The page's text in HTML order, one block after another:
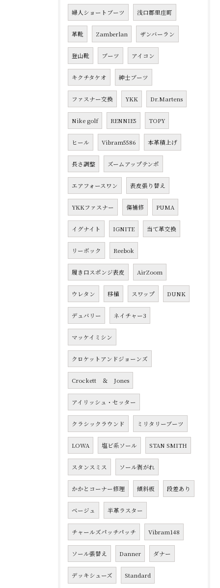
婦人ショートブーツ 浅口郡里庄町
革靴 Zamberlan ザンバーラン
登山靴 ブーツ アイコン
キクチタケオ 紳士ブーツ
ファスナー交換 YKK Dr.Martens
Nike golf RENNIE5 TOPY
ヒール Vibram5586 本革積上げ
長さ調整 ズームアップテンポ
エアフォースワン 表皮張り替え
YKKファスナー 傷補修 PUMA
イグナイト IGNITE 当て革交換
リーボック Reebok
履き口スポンジ表皮 AirZoom
ウレタン 移植 スワップ DUNK
デュバリー ネイチャー3
マッケイミシン
クロケットアンドジョーンズ
Crockett ＆ Jones
アイリッシュ・セッター
クラシックラウンド ミリタリーブーツ
LOWA 塩ビ系ソール STAN SMITH
スタンスミス ソール剥がれ
かかとコーナー修理 傾斜板 段差あり
ベージュ 半革ラスター
チャールズパッチパッチ Vibram148
ソール張替え Danner ダナー
デッキシューズ Standard